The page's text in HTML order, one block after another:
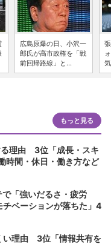
広島原爆の日、小沢一
郎氏が高市政権を「戦
前回帰路線」と...
もっと見る
る理由 3位「成長・スキ
時間・休日・働き方など
「強いだるさ・疲労
ベーションが落ちた」4
い理由 3位「情報共有を